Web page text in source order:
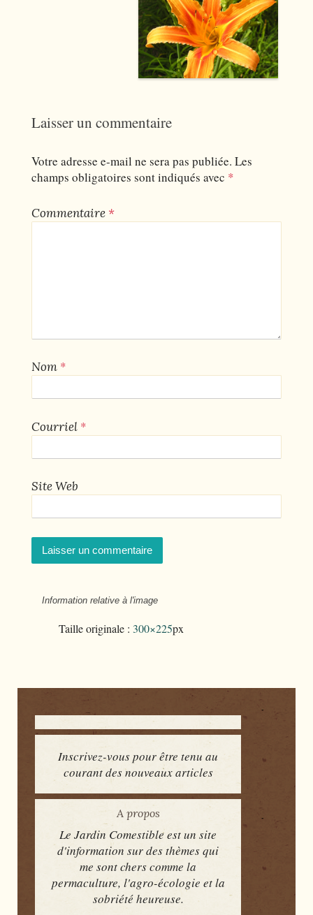
Laisser un commentaire
Votre adresse e-mail ne sera pas publiée. Les
champs obligatoires sont indiqués avec *
Commentaire *
Nom *
Courriel *
Site Web
Information relative à l'image
Taille originale : 300×225px
Inscrivez-vous pour être tenu au
courant des nouveaux articles
A propos
Le Jardin Comestible est un site
d'information sur des thèmes qui
me sont chers comme la
permaculture, l'agro-écologie et la
sobriété heureuse.